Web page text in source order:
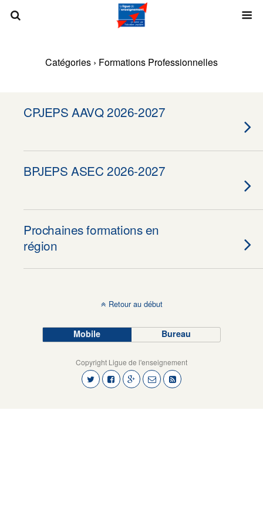
Catégories › Formations Professionnelles
CPJEPS AAVQ 2026-2027
BPJEPS ASEC 2026-2027
Prochaines formations en
région
Retour au début
Mobile Bureau
Copyright Ligue de l'enseignement